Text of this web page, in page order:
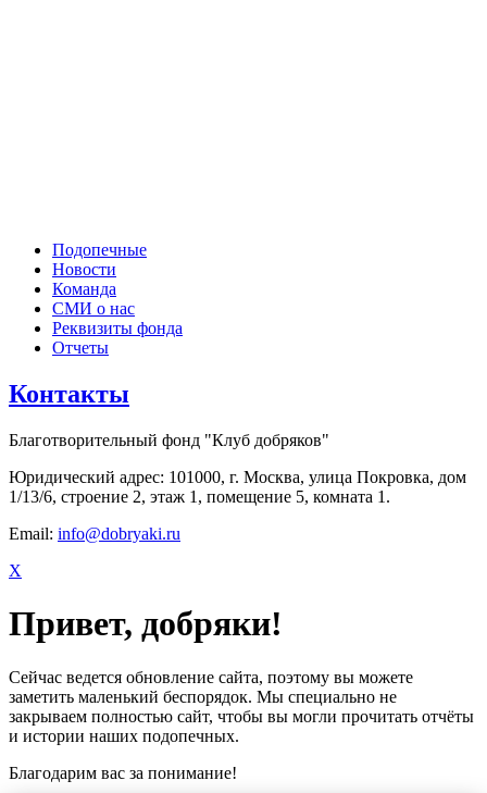
Подопечные
Новости
Команда
СМИ о нас
Реквизиты фонда
Отчеты
Контакты
Благотворительный фонд "Клуб добряков"
Юридический адрес: 101000, г. Москва, улица Покровка, дом
1/13/6, строение 2, этаж 1, помещение 5, комната 1.
Email: info@dobryaki.ru
X
Привет, добряки!
Сейчас ведется обновление сайта, поэтому вы можете
заметить маленький беспорядок. Мы специально не
закрываем полностью сайт, чтобы вы могли прочитать отчёты
и истории наших подопечных.
Благодарим вас за понимание!